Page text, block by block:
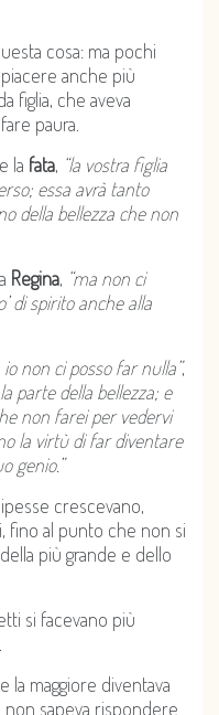
cosa: ma pochi
anche più
figlia, che aveva
paura.
la fata, “la vostra figlia
essa avrà tanto
della bellezza che non
Regina, “ma non ci
di spirito anche alla
non ci posso far nulla”,
parte della bellezza; e
non farei per vedervi
la virtù di far diventare
genio.”
crescevano,
fino al punto che non si
più grande e dello
si facevano più
la maggiore diventava
non sapeva rispondere